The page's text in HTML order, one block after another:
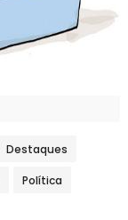
Destaques
Política